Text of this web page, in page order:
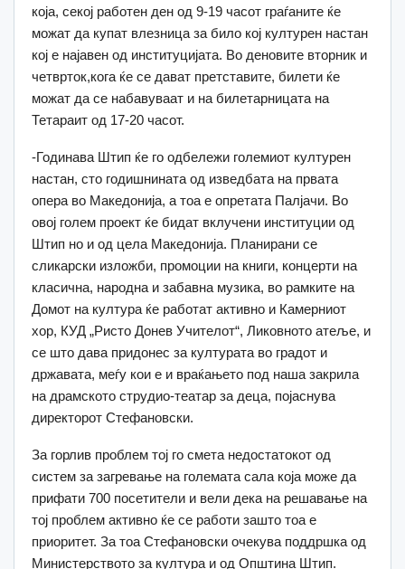
која, секој работен ден од 9-19 часот граѓаните ќе
можат да купат влезница за било кој културен настан
кој е најавен од институцијата. Во деновите вторник и
четврток,кога ќе се дават претставите, билети ќе
можат да се набавуваат и на билетарницата на
Тетараит од 17-20 часот.
-Годинава Штип ќе го одбележи големиот културен
настан, сто годишнината од изведбата на првата
опера во Македонија, а тоа е опретата Палјачи. Во
овој голем проект ќе бидат вклучени институции од
Штип но и од цела Македонија. Планирани се
сликарски изложби, промоции на книги, концерти на
класична, народна и забавна музика, во рамките на
Домот на култура ќе работат активно и Камерниот
хор, КУД „Ристо Донев Учителот“, Ликовното атеље, и
се што дава придонес за културата во градот и
државата, меѓу кои е и враќањето под наша закрила
на драмското струдио-театар за деца, појаснува
директорот Стефановски.
За горлив проблем тој го смета недостатокот од
систем за загревање на големата сала која може да
прифати 700 посетители и вели дека на решавање на
тој проблем активно ќе се работи зашто тоа е
приоритет. За тоа Стефановски очекува поддршка од
Министерството за култура и од Општина Штип.